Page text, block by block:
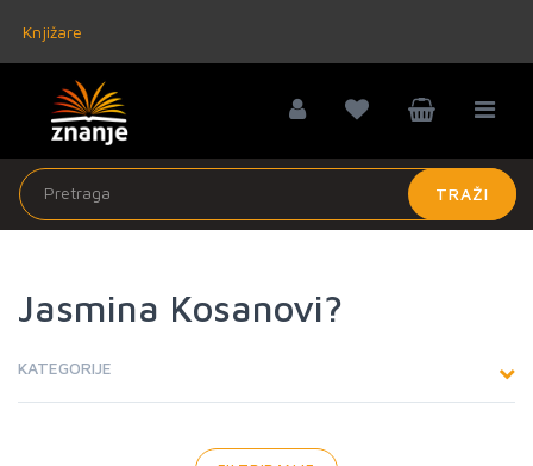
Knjižare
TRAŽI
Jasmina Kosanovi?
KATEGORIJE